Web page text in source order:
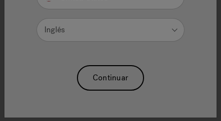
IMPORTANT FAX NUMBERS
Consumer Fax: (866) 588-0922
Order Entry Fax: (866) 426-0983
Chino Direct: 909-247-2551
Chino Direct: 909-247-2550
Chino Direct: 909-247-2551
Inglés
Continuar